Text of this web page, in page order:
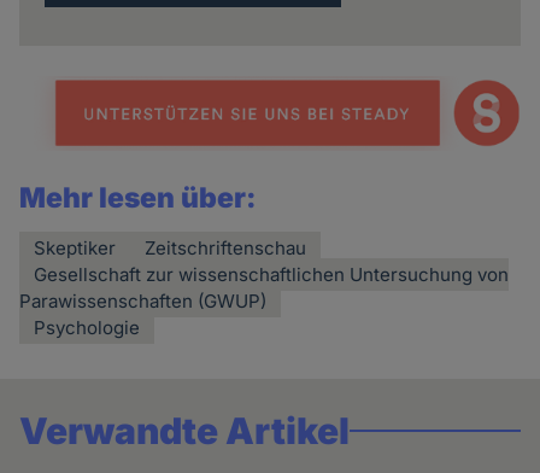
Mehr lesen über:
Skeptiker
Zeitschriftenschau
Gesellschaft zur wissenschaftlichen Untersuchung von
Parawissenschaften (GWUP)
Psychologie
Verwandte Artikel